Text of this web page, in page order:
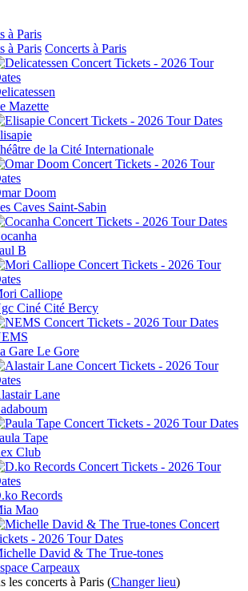
à Paris
à Paris Concerts à Paris
Mazette
de la Cité Internationale
Doom
Caves Saint-Sabin
B
Calliope
Ciné Cité Bercy
Gare Le Gore
Lane
Tape
Club
Records
Mao
David & The True-tones
Carpeaux
les concerts à Paris (Changer lieu)